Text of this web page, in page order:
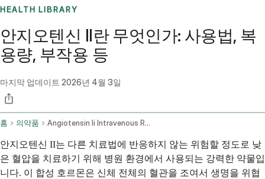
HEALTH LIBRARY
안지오텐신 II란 무엇인가: 사용법, 복
용량, 부작용 등
마지막 업데이트 2026년 4월 3일
홈 의약품 Angiotensin Ii Intravenous Route
안지오텐신 II는 다른 치료법에 반응하지 않는 위험할 정도로 낮
은 혈압을 치료하기 위해 병원 환경에서 사용되는 강력한 약물입
니다. 이 합성 호르몬은 신체 전체의 혈관을 조여서 생명을 위협